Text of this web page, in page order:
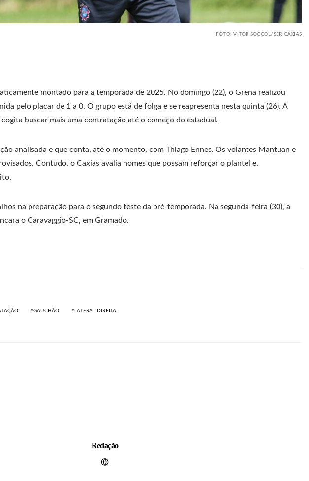
FOTO: VITOR SOCCOL/SER CAXIAS
montado para a temporada de 2025. No domingo (22), o Grená realizou
pelo placar de 1 a 0. O grupo está de folga e se reapresenta nesta quinta (26). A
buscar mais uma contratação até o começo do estadual.
analisada e que conta, até o momento, com Thiago Ennes. Os volantes Mantuan e
Contudo, o Caxias avalia nomes que possam reforçar o plantel e,
na preparação para o segundo teste da pré-temporada. Na segunda-feira (30), a
o Caravaggio-SC, em Gramado.
GAUCHÃO LATERAL-DIREITA
Redação